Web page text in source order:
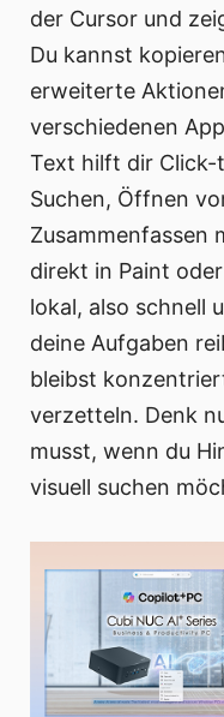
der Cursor und
Du kannst
erweiterte
verschiedenen
Text hilft dir Click-
Suchen, Öffnen
Zusammenfassen
direkt in Paint
lokal, also schnell
deine Aufgaben
bleibst
verzetteln. Denk
musst, wenn du
visuell suchen